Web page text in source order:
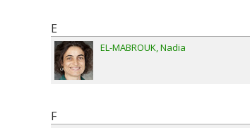
E
EL-MABROUK Nadia
F